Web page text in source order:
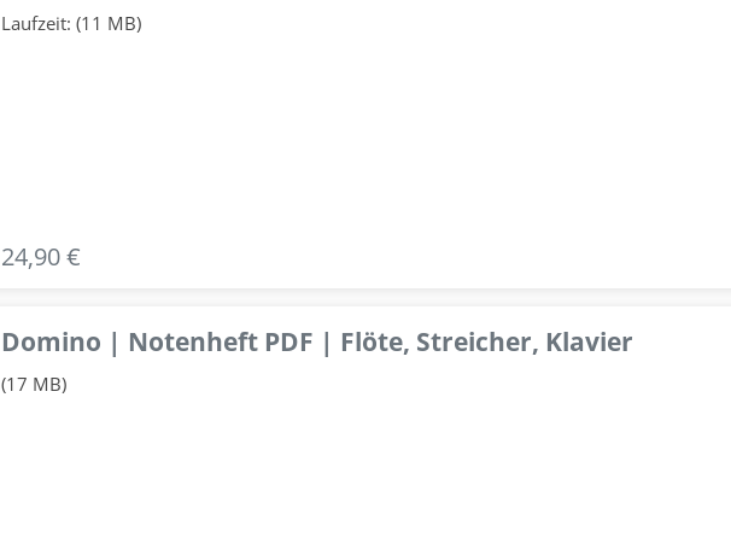
Laufzeit: (11 MB)
24,90 €
Domino | Notenheft PDF | Flöte, Streicher, Klavier
(17 MB)